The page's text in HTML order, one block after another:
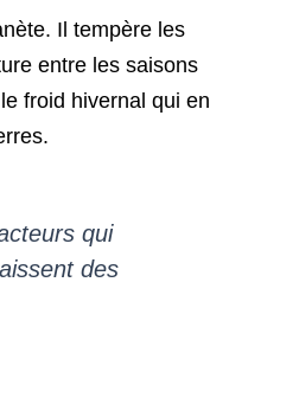
Il tempère les
entre les saisons
froid hivernal qui en
qui
des